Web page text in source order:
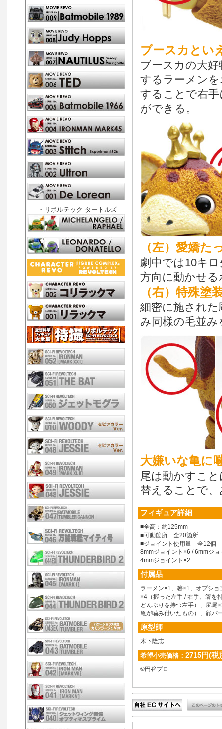
・リボルテック タートルズ
ブースカとい
ブースカの大
するラーメン
することで右
ができる。
（左）愛嬌た
劇中では10キ
方向に動かせ
（右）特殊塗
細密に施され
み同様の毛並
大嫌いな亀に
尾は動かすこ
替えることで
フィギュア詳細
■全高：約125mm
■可動箇所 全20箇所
■ジョイント使用量 全12個
8mmジョイント×6 / 6mmジョ
4mmジョイント×2
付属品
ラーメン×1、箸×1、オプショ
×4（握った左手 / 右手、箸を
どんぶりを持つ左手）、尻尾
亀が噛み付いたもの）、顔パ
原型師
木下隆志
希望小売価格： 2715円(税
©円谷プロ